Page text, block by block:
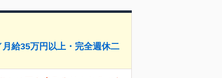
給35万円以上・完全週休二